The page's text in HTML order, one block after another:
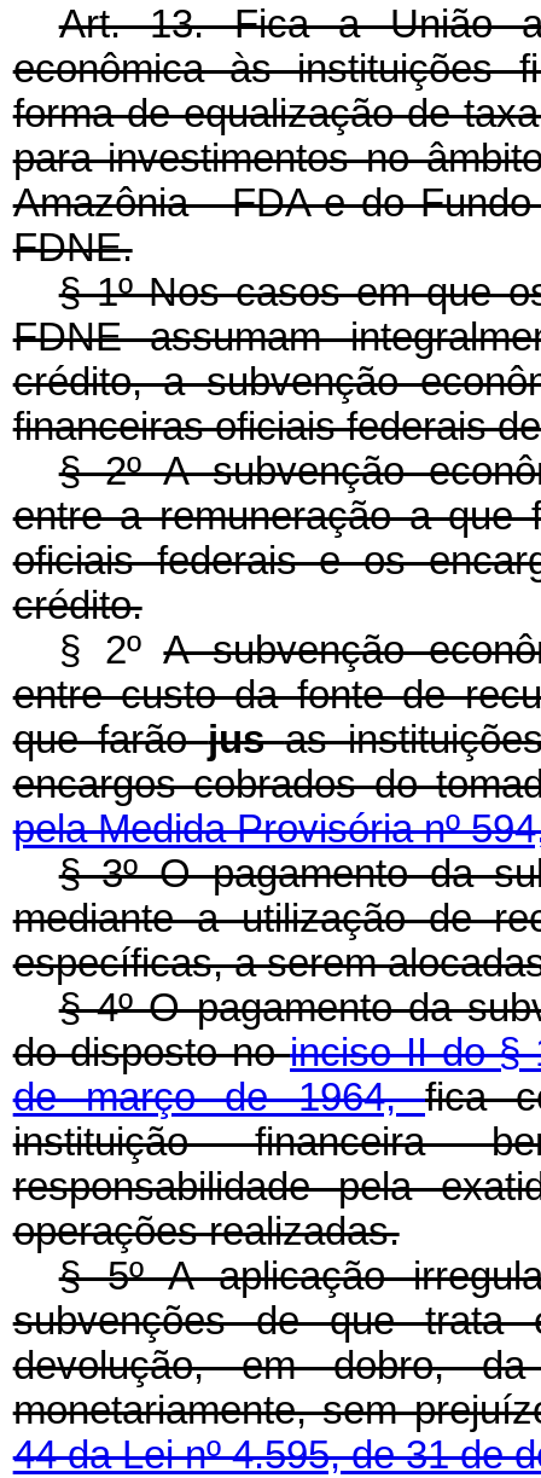
Art. 13. Fica a União
econômica às instituições
forma de equalização de
para investimentos no
Amazônia - FDA e do
FDNE.
§ 1º Nos casos em que
FDNE assumam
crédito, a subvenção
financeiras oficiais federais
§ 2º A subvenção
entre a remuneração a que
oficiais federais e os
crédito.
§ 2ºA subvenção
entre custo da fonte de
que farãojusas
encargos cobrados do
pela Medida Provisória nº
§ 3º O pagamento da
mediante a utilização de
específicas, a serem
§ 4º O pagamento da
do disposto noinciso II do §
de março de 1964,fica
instituição financeira
responsabilidade pela
operações realizadas.
§ 5º A aplicação
subvenções de que trata
devolução, em dobro, da
monetariamente, sem
44 da Lei nº 4.595, de 31 de